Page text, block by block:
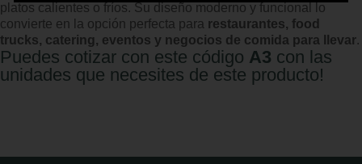
platos calientes o fríos. Su diseño moderno y funcional lo
convierte en la opción perfecta para restaurantes, food
trucks, catering, eventos y negocios de comida para llevar.
Puedes cotizar con este código A3 con las
unidades que necesites de este producto!